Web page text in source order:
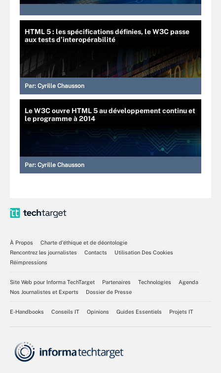
HTML 5 : les spécifications définies, le W3C passe
aux tests d’interopérabilité
Par: Cyrille Chausson
Le W3C ouvre HTML 5 au développement continu et
le programme à 2014
Par: Cyrille Chausson
À Propos
Charte d’éthique et de déontologie
Rencontrez les journalistes
Contacts
Utilisation Des Cookies
Réimpressions
Site Web pour Informa TechTarget Partenaires Technologies
Agenda
Nos Journalistes et Experts
Dossier de Presse
E-Handbooks Conseils IT Opinions Guides Essentiels Projets IT